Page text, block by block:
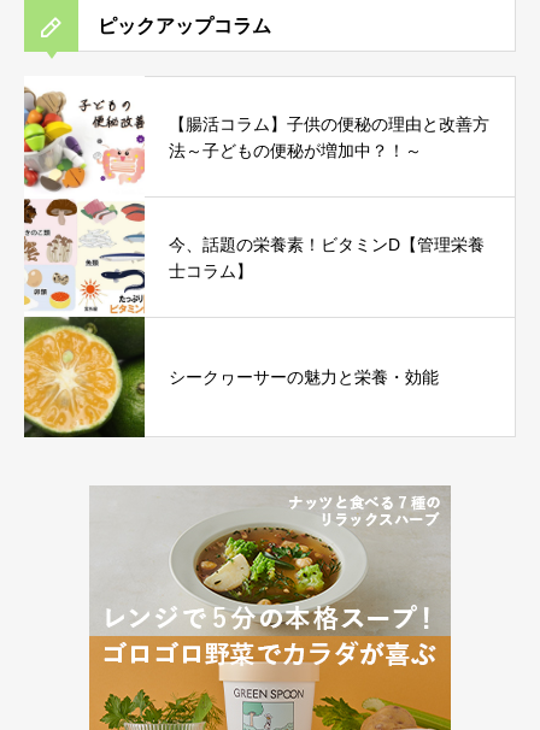
ピックアップコラム
【腸活コラム】子供の便秘の理由と改善方
法～子どもの便秘が増加中？！～
今、話題の栄養素！ビタミンD【管理栄養
士コラム】
シークヮーサーの魅力と栄養・効能